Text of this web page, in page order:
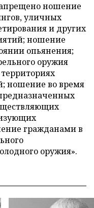
ношение
уличных
и других
ношение
опьянения;
оружия
ношение во время
гражданами в
оружия».